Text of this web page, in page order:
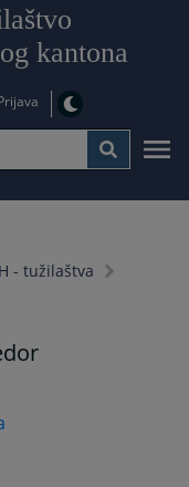
kantona
- tužilaštva